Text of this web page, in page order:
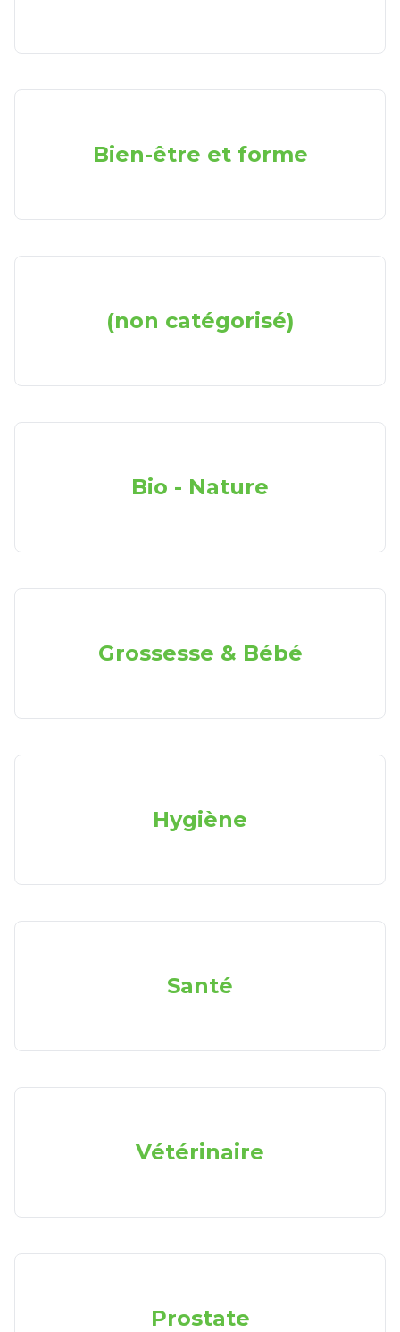
Bien-être et forme
(non catégorisé)
Bio - Nature
Grossesse & Bébé
Hygiène
Santé
Vétérinaire
Prostate